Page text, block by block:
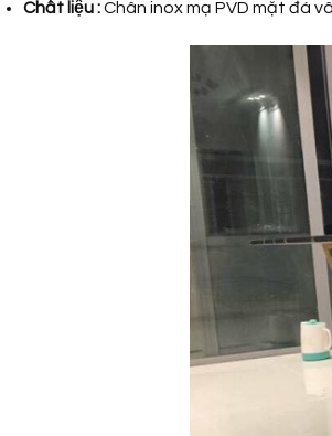
Chất liệu :Chân inox mạ PVD mặt đá